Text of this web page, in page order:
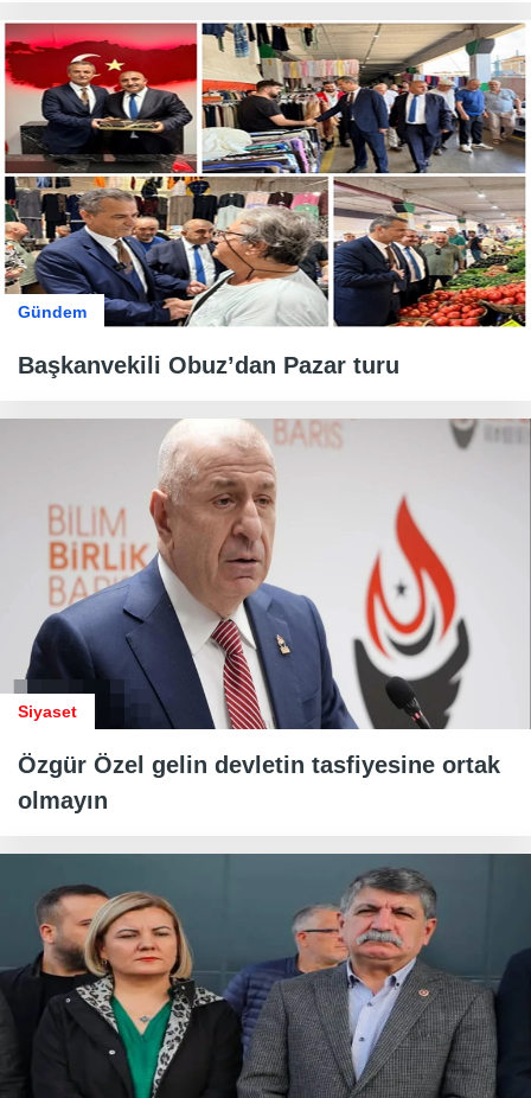
Gündem
Başkanvekili Obuz’dan Pazar turu
Siyaset
Özgür Özel gelin devletin tasfiyesine ortak
olmayın